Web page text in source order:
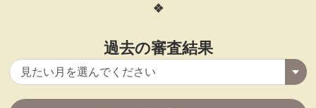
過去の審査結果